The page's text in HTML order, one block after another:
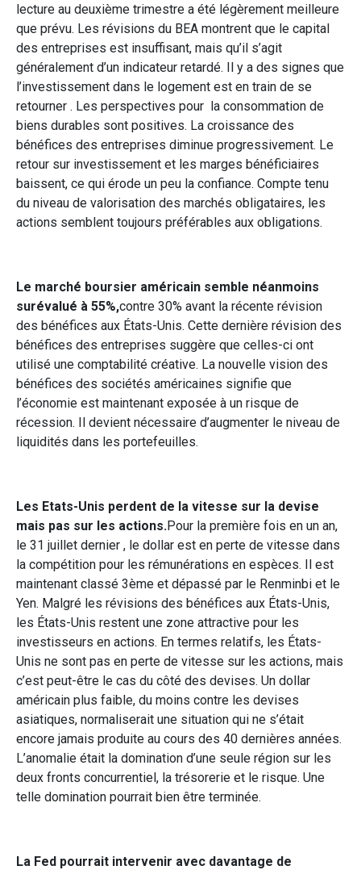
lecture au deuxième trimestre a été légèrement meilleure
que prévu. Les révisions du BEA montrent que le capital
des entreprises est insuffisant, mais qu’il s’agit
généralement d’un indicateur retardé. Il y a des signes que
l’investissement dans le logement est en train de se
retourner . Les perspectives pour la consommation de
biens durables sont positives. La croissance des
bénéfices des entreprises diminue progressivement. Le
retour sur investissement et les marges bénéficiaires
baissent, ce qui érode un peu la confiance. Compte tenu
du niveau de valorisation des marchés obligataires, les
actions semblent toujours préférables aux obligations.
Le marché boursier américain semble néanmoins
surévalué à 55%,contre 30% avant la récente révision
des bénéfices aux États-Unis. Cette dernière révision des
bénéfices des entreprises suggère que celles-ci ont
utilisé une comptabilité créative. La nouvelle vision des
bénéfices des sociétés américaines signifie que
l’économie est maintenant exposée à un risque de
récession. Il devient nécessaire d’augmenter le niveau de
liquidités dans les portefeuilles.
Les Etats-Unis perdent de la vitesse sur la devise
mais pas sur les actions.Pour la première fois en un an,
le 31 juillet dernier , le dollar est en perte de vitesse dans
la compétition pour les rémunérations en espèces. Il est
maintenant classé 3ème et dépassé par le Renminbi et le
Yen. Malgré les révisions des bénéfices aux États-Unis,
les États-Unis restent une zone attractive pour les
investisseurs en actions. En termes relatifs, les États-
Unis ne sont pas en perte de vitesse sur les actions, mais
c’est peut-être le cas du côté des devises. Un dollar
américain plus faible, du moins contre les devises
asiatiques, normaliserait une situation qui ne s’était
encore jamais produite au cours des 40 dernières années.
L’anomalie était la domination d’une seule région sur les
deux fronts concurrentiel, la trésorerie et le risque. Une
telle domination pourrait bien être terminée.
La Fed pourrait intervenir avec davantage de